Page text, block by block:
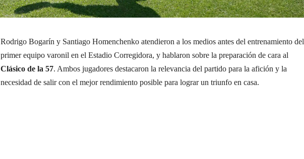
Rodrigo Bogarín y Santiago Homenchenko atendieron a los medios antes del entrenamiento del
primer equipo varonil en el Estadio Corregidora, y hablaron sobre la preparación de cara al
Clásico de la 57. Ambos jugadores destacaron la relevancia del partido para la afición y la
necesidad de salir con el mejor rendimiento posible para lograr un triunfo en casa.